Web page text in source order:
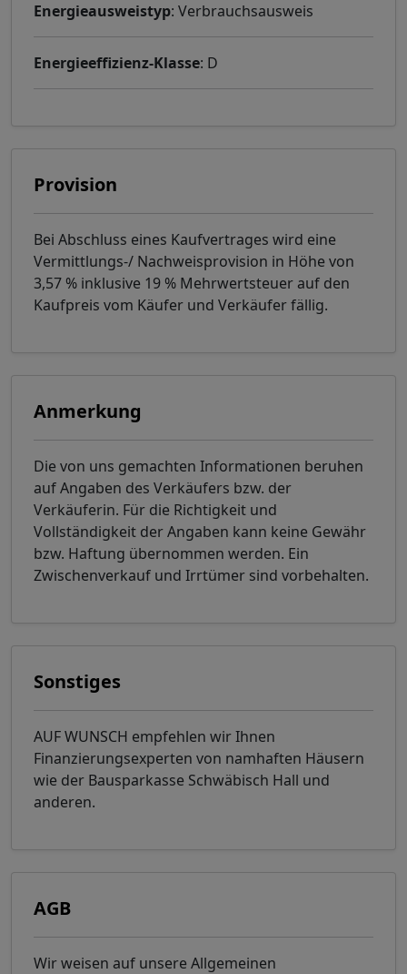
Energieausweistyp: Verbrauchsausweis
Energieeffizienz-Klasse: D
Provision
Bei Abschluss eines Kaufvertrages wird eine
Vermittlungs-/ Nachweisprovision in Höhe von
3,57 % inklusive 19 % Mehrwertsteuer auf den
Kaufpreis vom Käufer und Verkäufer fällig.
Anmerkung
Die von uns gemachten Informationen beruhen
auf Angaben des Verkäufers bzw. der
Verkäuferin. Für die Richtigkeit und
Vollständigkeit der Angaben kann keine Gewähr
bzw. Haftung übernommen werden. Ein
Zwischenverkauf und Irrtümer sind vorbehalten.
Sonstiges
AUF WUNSCH empfehlen wir Ihnen
Finanzierungsexperten von namhaften Häusern
wie der Bausparkasse Schwäbisch Hall und
anderen.
AGB
Wir weisen auf unsere Allgemeinen